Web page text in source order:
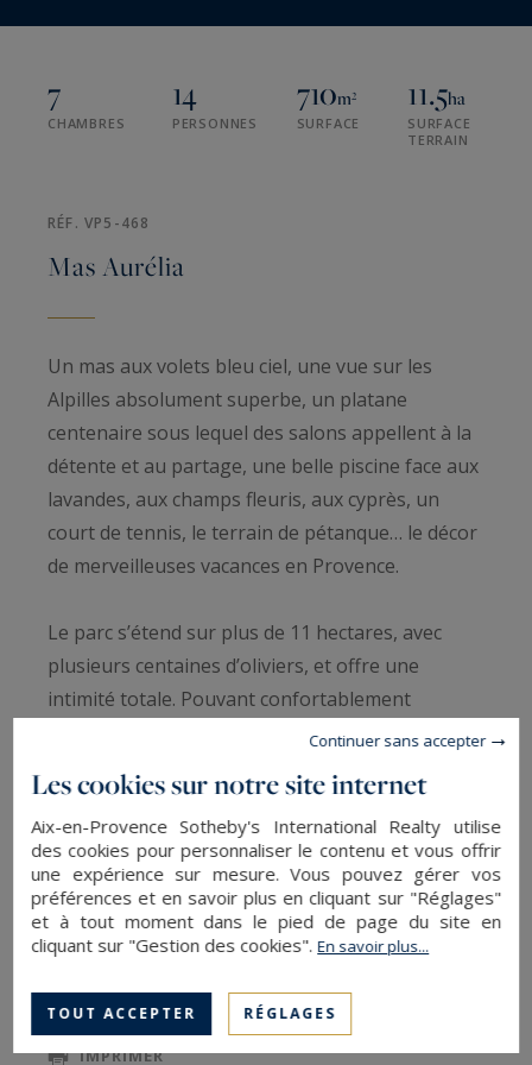
7
CHAMBRES
14
PERSONNES
710m²
SURFACE
11.5ha
SURFACE
TERRAIN
RÉF. VP5-468
Mas Aurélia
Un mas aux volets bleu ciel, une vue sur les
Alpilles absolument superbe, un platane
centenaire sous lequel des salons appellent à la
détente et au partage, une belle piscine face aux
lavandes, aux champs fleuris, aux cyprès, un
court de tennis, le terrain de pétanque… le décor
de merveilleuses vacances en Provence.
Le parc s’étend sur plus de 11 hectares, avec
plusieurs centaines d’oliviers, et offre une
intimité totale. Pouvant confortablement
accueillir 14 personnes, la propriété est
deux salons et 5 chambres, une annexe
disposant d’un salon et deux chambres
supplémentaire, et une seconde dépendance.
Pour savourer les délices dont recèlent la
Provence, une cuisine semi-professionnelle, une
salle à manger et l’espace repas sur la terrasse
pour de beaux diners al fresco. Vous apprécierez
LIRE LA SUITE
SAUVEGARDER
IMPRIMER
Les cookies sur notre site internet
Aix-en-Provence Sotheby's International Realty utilise
des cookies pour personnaliser le contenu et vous offrir
une expérience sur mesure. Vous pouvez gérer vos
préférences et en savoir plus en cliquant sur "Réglages"
et à tout moment dans le pied de page du site en
cliquant sur "Gestion des cookies".En savoir plus...
TOUT ACCEPTER RÉGLAGES
Continuer sans accepter